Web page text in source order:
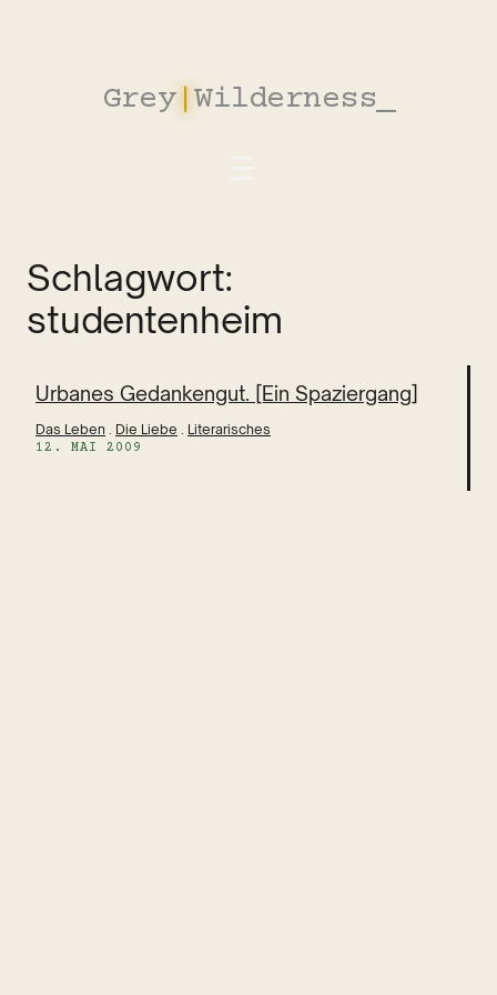
Grey|Wilderness
Schlagwort:
studentenheim
Urbanes Gedankengut. [Ein Spaziergang]
Das Leben . Die Liebe . Literarisches
12. MAI 2009